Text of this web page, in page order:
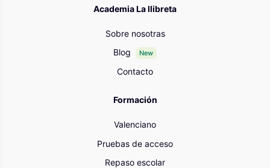
Academia La llibreta
Sobre nosotras
Blog
New
Contacto
Formación
Valenciano
Pruebas de acceso
Repaso escolar